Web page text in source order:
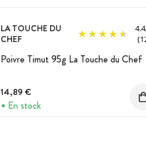
LA TOUCHE DU
CHEF
4.4
Poivre Timut 95g La Touche du Chef
14,89 €
En stock